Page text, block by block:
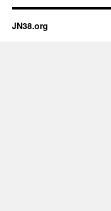
JN38.org